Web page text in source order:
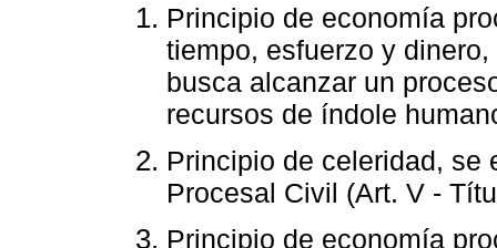
Principio de economía
tiempo, esfuerzo y
busca alcanzar un
recursos de índole
Principio de celeridad, se
Procesal Civil (Art. V -
Principio de economía